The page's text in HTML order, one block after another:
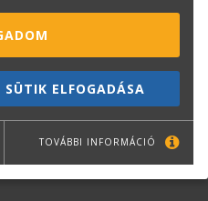
12 078 Ft
SÜTIK ELFOGADÁSA
TOVÁBBI INFORMÁCIÓ